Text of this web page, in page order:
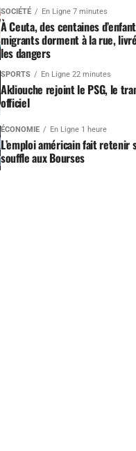
SOCIÉTÉ En Ligne 7 minutes
À Ceuta, des centaines
migrants dorment à la rue,
les dangers
SPORTS En Ligne 22 minutes
Akliouche rejoint le PSG, le
officiel
ÉCONOMIE En Ligne 1 heure
L’emploi américain fait retenir
souffle aux Bourses